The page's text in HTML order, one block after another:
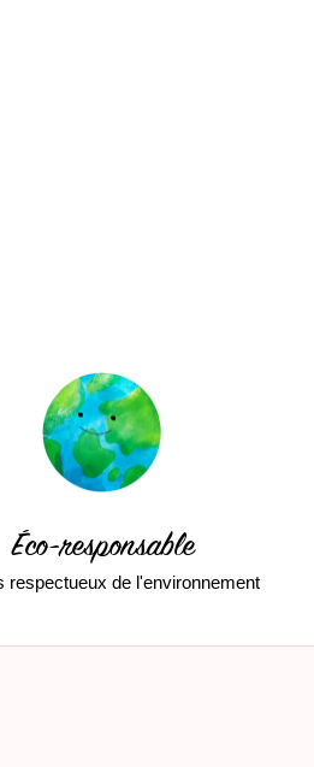
Éco-responsable
respectueux de l'environnement